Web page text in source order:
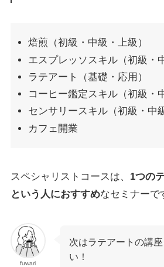
焙煎（初級・中級・上級）
エスプレッソスキル（初級・
ラテアート（基礎・応用）
コーヒー鑑定スキル（初級・
センサリースキル（初級・中
カフェ開業
スペシャリストコースは、 1つの
という人におすすめなセミナーで
fuwari
次はラテアートの講
い！